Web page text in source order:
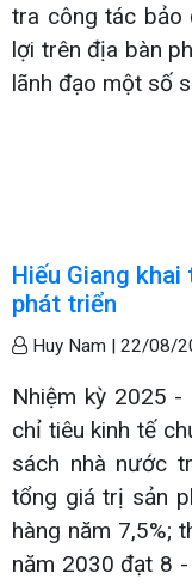
tra công tác bảo
lợi trên địa bàn
lãnh đạo một số
Hiếu Giang
phát triển
Huy Nam | 22/08/
Nhiệm kỳ 2025
chỉ tiêu kinh tế
sách nhà nước
tổng giá trị sản
hàng năm 7,5%;
năm 2030 đạt 8